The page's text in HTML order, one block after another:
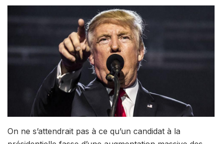
On ne s’attendrait pas à ce qu’un candidat à la